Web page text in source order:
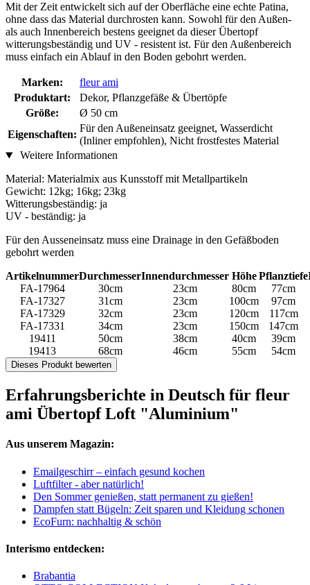
Mit der Zeit entwickelt sich auf der Oberfläche eine echte Patina,
ohne dass das Material durchrosten kann. Sowohl für den Außen-
als auch Innenbereich bestens geeignet da dieser Übertopf
witterungsbeständig und UV - resistent ist. Für den Außenbereich
muss einfach ein Ablauf in den Boden gebohrt werden.
Marken:
fleur ami
Produktart:
Dekor, Pflanzgefäße & Übertöpfe
Größe:
Ø 50 cm
Eigenschaften:
Für den Außeneinsatz geeignet, Wasserdicht
(Inliner empfohlen), Nicht frostfestes Material
Weitere Informationen
Material: Materialmix aus Kunsstoff mit Metallpartikeln
Gewicht: 12kg; 16kg; 23kg
Witterungsbeständig: ja
UV - beständig: ja
Für den Ausseneinsatz muss eine Drainage in den Gefäßboden
gebohrt werden
ArtikelnummerDurchmesserInnendurchmesser Höhe Pflanztiefe
FA-17964
30cm 23cm 80cm
77cm
FA-17327
31cm 23cm 100cm
97cm
FA-17329
32cm 23cm 120cm
117cm
FA-17331
34cm 23cm 150cm
147cm
19411
50cm 38cm 40cm
39cm
19413
68cm 46cm 55cm 54cm
Dieses Produkt bewerten
Erfahrungsberichte in Deutsch für fleur
ami Übertopf Loft "Aluminium"
Aus unserem Magazin:
Emailgeschirr – einfach gesund kochen
Luftfilter - aber natürlich!
Den Sommer genießen, statt permanent zu gießen!
Dampfen statt Bügeln: Zeit sparen und Kleidung schonen
EcoFurn: nachhaltig & schön
Interismo entdecken:
Brabantia